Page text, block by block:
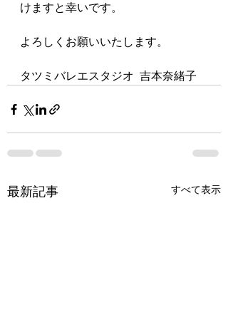
けますと幸いです。
よろしくお願いいたします。
タツミバレエスタジオ  吉本奈緒子
最新記事 すべて表示